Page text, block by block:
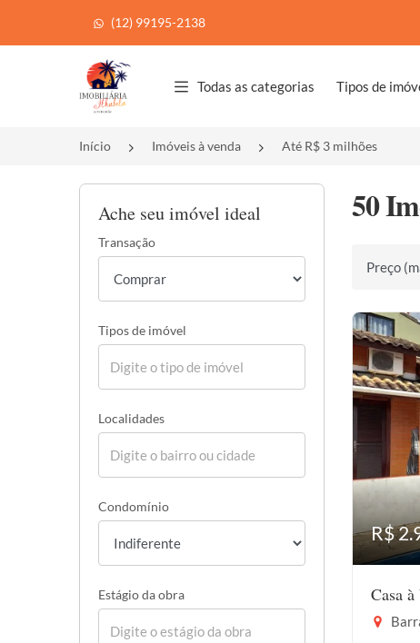
(12) 99195-2138
Página inicial
Todas as categorias Tipos de
Início Imóveis à venda Até R$ 3 milhões
Ache seu imóvel ideal
Transação
Tipos de imóvel
Localidades
Condomínio
Estágio da obra
50
Ordenar
R$
Casa